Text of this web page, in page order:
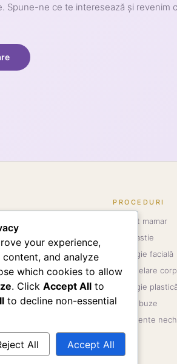
Spune-ne ce te interesează și revenim
estetică, plastică
& Pitești.
PROCEDURI
Implant mamar
Rinoplastie
Chirurgie facială
Remodelare
Chirurgie
Mărire buze
Tratamente
your experience,
and analyze
which cookies to allow
. Click Accept All to
to decline non-essential
All Accept All